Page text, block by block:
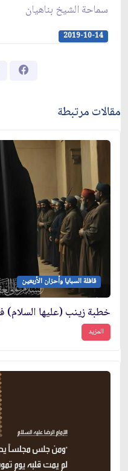
سماحة الشيخ بناهيان
2019-10-14
مقالات مرتبطة
قافلة السبايا وأحزان الأربعين
المزيد